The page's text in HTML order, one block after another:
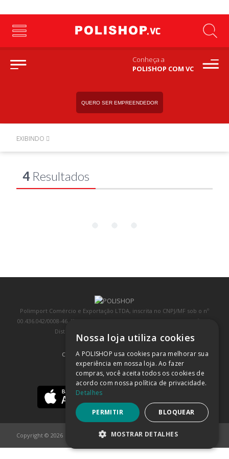
Conheça a
POLISHOP COM VC
QUERO SER EMPREENDEDOR
EXIBINDO
4 Resultados
Polimport Comércio e Exportação LTDA, inscrita no CNPJ/MF sob o nº
00.436.042/0008-46, IE 407.458.707.103, com sede na Rua Kanebo, nº 175,
Distrito Industrial, Jundiaí/SP, CEP: 13213-090
COMPRA 100% SEGURA (SAIBA MAIS)
BAIXE NOSSO APP
Copyright © 2026
Nossa loja utiliza cookies
A POLISHOP usa cookies para melhorar sua
experiência em nossa loja. Ao fazer
compras, você aceita todos os cookies de
acordo com nossa política de privacidade.
Detalhes
PERMITIR BLOQUEAR
MOSTRAR DETALHES
ESTRITAMENTE NECESSÁRIOS